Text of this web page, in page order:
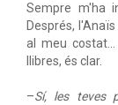
Sempre m'ha
Després,
al meu
llibres, és clar.
–Sí, les teves